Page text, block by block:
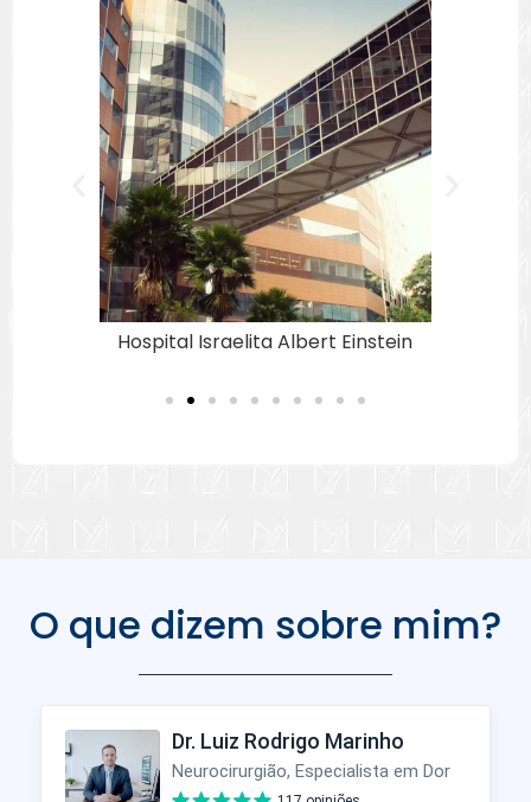
Hospital Israelita Albert Einstein
O que dizem sobre mim?